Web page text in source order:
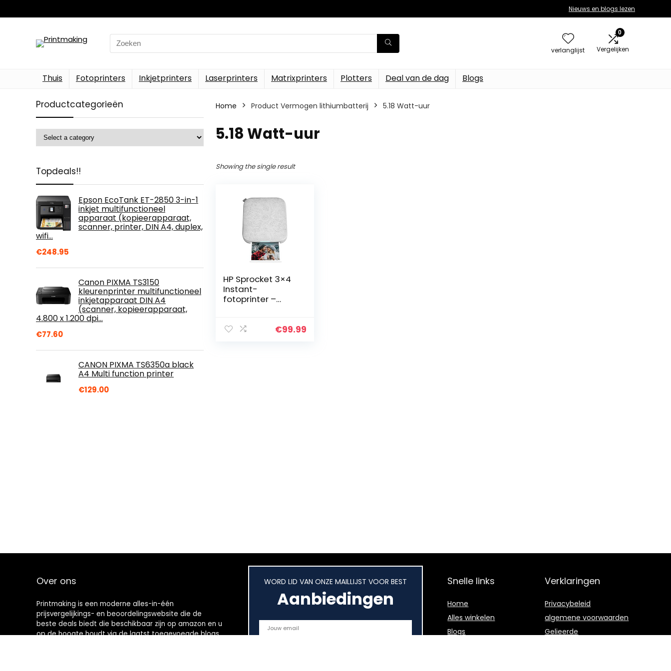
Nieuws en blogs lezen
Search
for:
verlanglijst
0
Vergelijken
Thuis Fotoprinters Inkjetprinters Laserprinters Matrixprinters Plotters Deal van de dag Blogs
Productcategorieën
Topdeals!!
Epson EcoTank ET-2850 3-in-1
inkjet multifunctioneel
apparaat (kopieerapparaat,
scanner, printer, DIN A4, duplex,
wifi…
€248.95
Canon PIXMA TS3150
kleurenprinter multifunctioneel
inkjetapparaat DIN A4
(scanner, kopieerapparaat,
4.800 x 1.200 dpi…
€77.60
CANON PIXMA TS6350a black
A4 Multi function printer
€129.00
Home Product Vermogen lithiumbatterij ‎5.18 Watt-uur
‎5.18 Watt-uur
Showing the single result
HP Sprocket 3×4
Instant-
fotoprinter –
Paper vanaf iOS-
€99.99
Over ons
Printmaking is een moderne alles-in-één
prijsvergelijkings- en beoordelingswebsite die de
beste deals biedt die beschikbaar zijn op amazon en u
op de hoogte houdt via de laatst toegevoegde blogs.
WORD LID VAN ONZE MAILLIJST VOOR BEST
Aanbiedingen
Snelle links
Home
Alles winkelen
Blogs
Verklaringen
Privacybeleid
algemene voorwaarden
Gelieerde